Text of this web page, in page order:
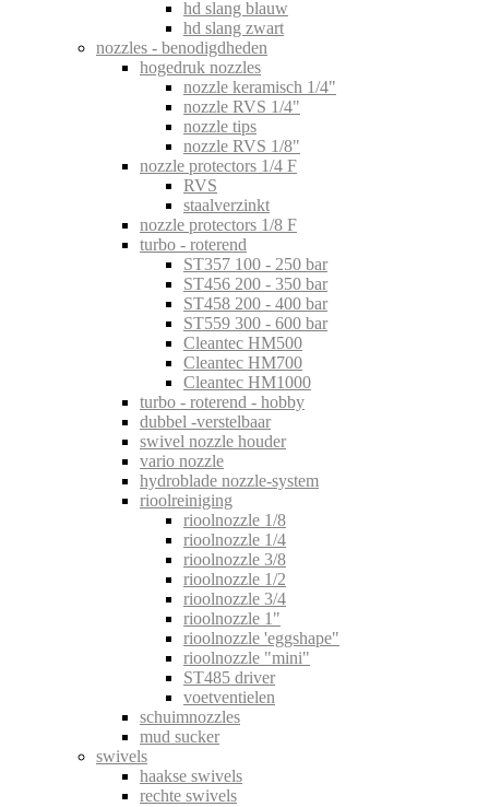
hd slang blauw
hd slang zwart
nozzles - benodigdheden
hogedruk nozzles
nozzle keramisch 1/4"
nozzle RVS 1/4"
nozzle tips
nozzle RVS 1/8"
nozzle protectors 1/4 F
RVS
staalverzinkt
nozzle protectors 1/8 F
turbo - roterend
ST357 100 - 250 bar
ST456 200 - 350 bar
ST458 200 - 400 bar
ST559 300 - 600 bar
Cleantec HM500
Cleantec HM700
Cleantec HM1000
turbo - roterend - hobby
dubbel -verstelbaar
swivel nozzle houder
vario nozzle
hydroblade nozzle-system
rioolreiniging
rioolnozzle 1/8
rioolnozzle 1/4
rioolnozzle 3/8
rioolnozzle 1/2
rioolnozzle 3/4
rioolnozzle 1"
rioolnozzle 'eggshape"
rioolnozzle "mini"
ST485 driver
voetventielen
schuimnozzles
mud sucker
swivels
haakse swivels
rechte swivels